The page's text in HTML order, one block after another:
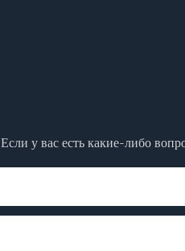
Если у вас есть какие-либо